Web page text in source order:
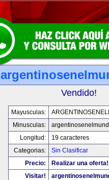
Vendido!
Mayusculas:
Minusculas:
Longitud:
19 caracteres
Categorias:
Sin Clasificar
Precio:
Realizar una oferta!
Visitar!